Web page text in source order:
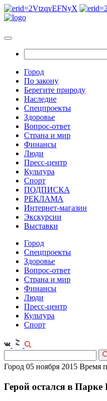
Город
По закону
Берегите природу
Наследие
Спецпроекты
Здоровье
Вопрос-ответ
Страна и мир
Финансы
Люди
Пресс-центр
Культура
Спорт
ПОДПИСКА
РЕКЛАМА
Интернет-магазин
Экскурсии
Выставки
Город
Спецпроекты
Здоровье
Вопрос-ответ
Страна и мир
Финансы
Люди
Пресс-центр
Культура
Спорт
Город 05 ноября 2015 Время
Герой остался в